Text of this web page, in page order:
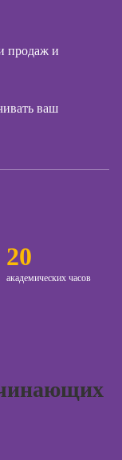
сетях
Курсы
продюсирования
продаж и
ваш
20
академических часов